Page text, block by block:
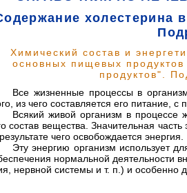
холестерина
Химический состав и
основных пищевых
продуктов".
Все жизненные процессы в
из чего составляется его питание,
Всякий живой организм в процессе
состав вещества. Значительная
чего освобождается энергия.
Эту энергию организм использует
нормальной деятельности
нервной системы и т. п.) и особенно